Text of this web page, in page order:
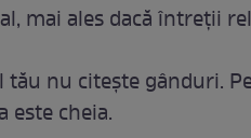
mai ales dacă întreţii
tău nu citeşte gânduri.
este cheia.